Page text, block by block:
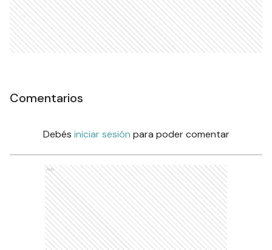
Comentarios
Debés iniciar sesión para poder comentar
Ads